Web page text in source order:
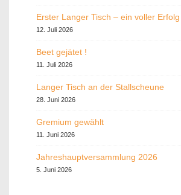
Erster Langer Tisch – ein voller Erfolg
12. Juli 2026
Beet gejätet !
11. Juli 2026
Langer Tisch an der Stallscheune
28. Juni 2026
Gremium gewählt
11. Juni 2026
Jahreshauptversammlung 2026
5. Juni 2026